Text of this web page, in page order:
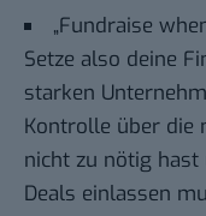
„Fundraise
Setze also deine
starken
Kontrolle über die
nicht zu nötig hast
Deals einlassen